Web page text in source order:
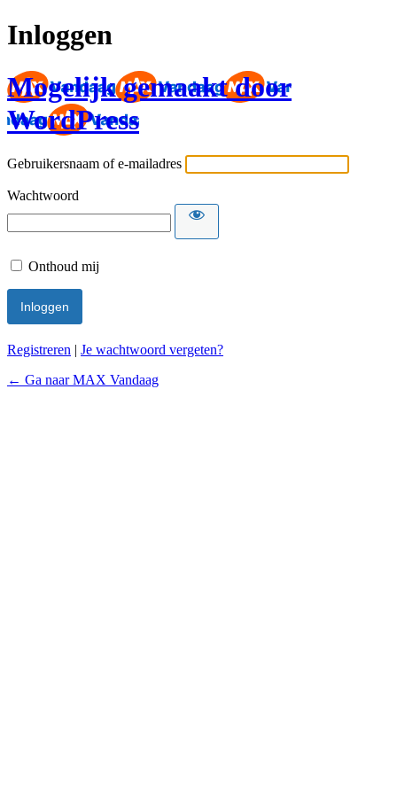
Inloggen
Mogelijk gemaakt door
WordPress
Gebruikersnaam of e-mailadres
Wachtwoord
Onthoud mij
Registreren | Je wachtwoord vergeten?
← Ga naar MAX Vandaag